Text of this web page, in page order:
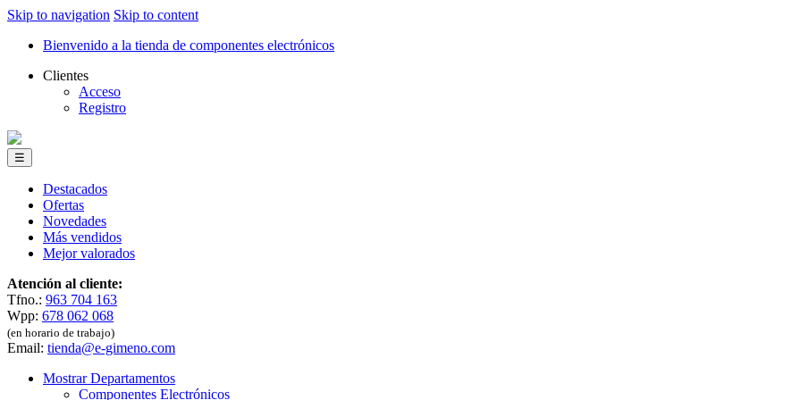
Skip to navigation Skip to content
Bienvenido a la tienda de componentes electrónicos
Clientes
Acceso
Registro
☰
Destacados
Ofertas
Novedades
Más vendidos
Mejor valorados
Atención al cliente:
Tfno.: 963 704 163
Wpp: 678 062 068
(en horario de trabajo)
Email: tienda@e-gimeno.com
Mostrar Departamentos
Componentes Electrónicos